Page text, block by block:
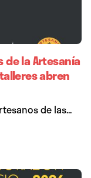
de la Artesanía
abren
de las...